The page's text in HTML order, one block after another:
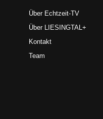
Über Echtzeit-TV
Über LIESINGTAL+
Kontakt
Team